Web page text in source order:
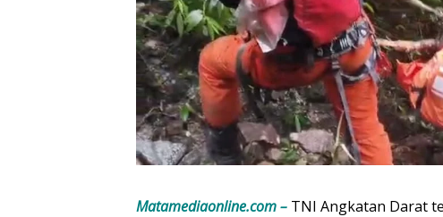
Matamediaonline.com – TNI Angkatan Darat